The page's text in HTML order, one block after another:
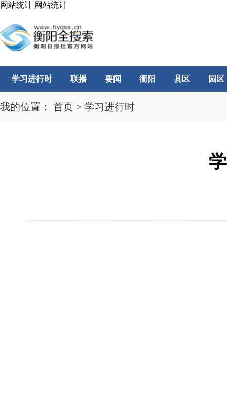
网站统计 网站统计
学习进行时 联播 要闻 衡阳 县区 园区
我的位置： 首页 > 学习进行时